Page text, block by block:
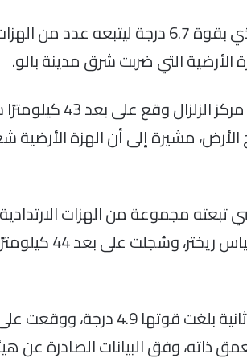
سجلت إندونيسيا زلزالًا الذي بقوة 6.7 درجة
التي ضربت شرق مدينة بالو.
قالت الهيئة، في
الأرض، مشيرة إلى أن الهزة
تبعته مجموعة من الهزات
الأولى 5.2 درجة
ذاته، وفق البيانات الصادرة عن